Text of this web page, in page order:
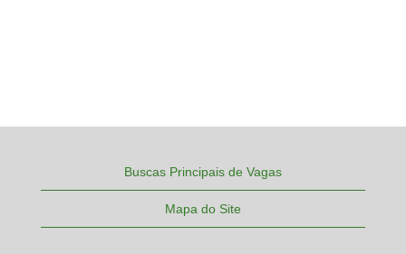
Buscas Principais de Vagas
Mapa do Site